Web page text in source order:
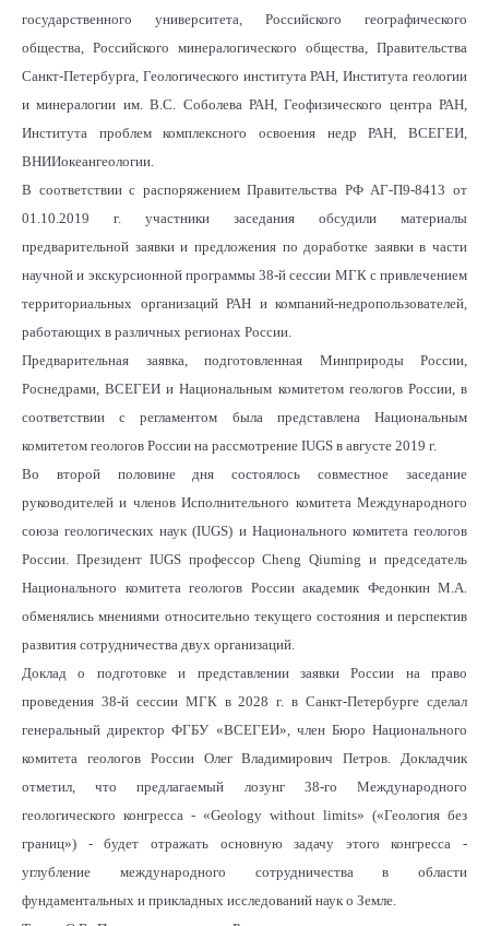
государственного университета, Российского географического
общества, Российского минералогического общества, Правительства
Санкт-Петербурга, Геологического института РАН, Института геологии
и минералогии им. В.С. Соболева РАН, Геофизического центра РАН,
Института проблем комплексного освоения недр РАН, ВСЕГЕИ,
ВНИИокеангеологии.
В соответствии с распоряжением Правительства РФ АГ-П9-8413 от
01.10.2019 г. участники заседания обсудили материалы
предварительной заявки и предложения по доработке заявки в части
научной и экскурсионной программы 38-й сессии МГК с привлечением
территориальных организаций РАН и компаний-недропользователей,
работающих в различных регионах России.
Предварительная заявка, подготовленная Минприроды России,
Роснедрами, ВСЕГЕИ и Национальным комитетом геологов России, в
соответствии с регламентом была представлена Национальным
комитетом геологов России на рассмотрение IUGS в августе 2019 г.
Во второй половине дня состоялось совместное заседание
руководителей и членов Исполнительного комитета Международного
союза геологических наук (IUGS) и Национального комитета геологов
России. Президент IUGS профессор Cheng Qiuming и председатель
Национального комитета геологов России академик Федонкин М.А.
обменялись мнениями относительно текущего состояния и перспектив
развития сотрудничества двух организаций.
Доклад о подготовке и представлении заявки России на право
проведения 38-й сессии МГК в 2028 г. в Санкт-Петербурге сделал
генеральный директор ФГБУ «ВСЕГЕИ», член Бюро Национального
комитета геологов России Олег Владимирович Петров. Докладчик
отметил, что предлагаемый лозунг 38-го Международного
геологического конгресса - «Geology without limits» («Геология без
границ») - будет отражать основную задачу этого конгресса -
углубление международного сотрудничества в области
фундаментальных и прикладных исследований наук о Земле.